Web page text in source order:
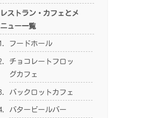
レストラン・カフェとメ
ニュー一覧
フードホール
チョコレートフロッ
グカフェ
バックロットカフェ
バタービールバー